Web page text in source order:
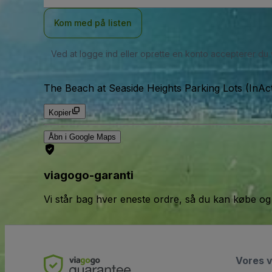
Kom med på listen
Ved at logge ind eller oprette en konto accepterer du
The Beach at Seaside Heights Parking Lots
Kopier
Åbn i Google Maps
viagogo-garanti
Vi står bag hver eneste ordre, så du kan købe
Vores